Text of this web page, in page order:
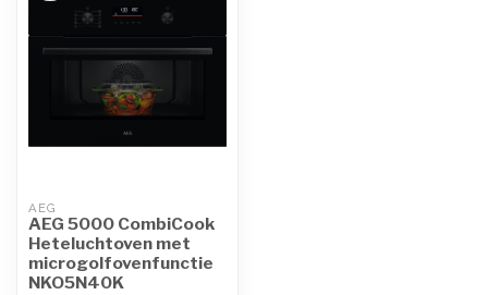
AEG
AEG 5000 CombiCook
Heteluchtoven met
microgolfovenfunctie
NKO5N40K